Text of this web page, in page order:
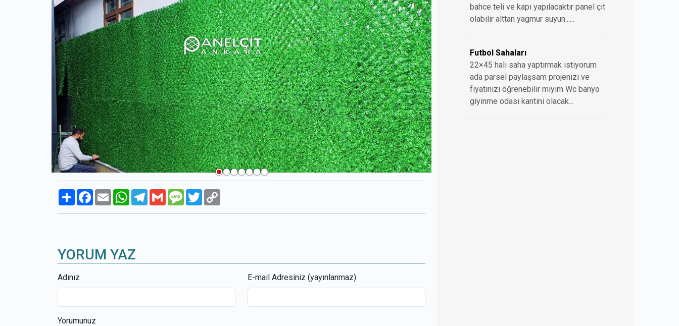
PaylaşFacebook
Email WhatsAppTelegram
Gmail Message
Twitter
YORUM YAZ
Adınız E-mail Adresiniz (yayınlanmaz)
Yorumunuz
bahce teli ve kapı yapılacaktır panel çit
olabilir alttan yagmur suyun......
Futbol Sahaları
22×45 halı saha yaptırmak istiyorum
ada parsel paylaşsam projenizi ve
fiyatınizi öğrenebilir miyim Wc banyo
giyinme odası kantini olacak...